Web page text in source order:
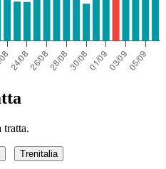
tratta.
Trenitalia